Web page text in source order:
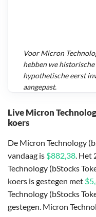
Live Micron
koers
De Micron Technology
vandaag is $882,38. Het
Technology (bStocks
koers is gestegen met
Technology (bStocks
gestegen. Micron
VoorMicron
hebben we historische
hypothetische eerst
aangepast.